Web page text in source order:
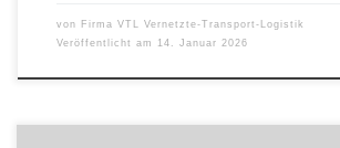
von Firma VTL Vernetzte-Transport-Logistik
Veröffentlicht am
14. Januar 2026